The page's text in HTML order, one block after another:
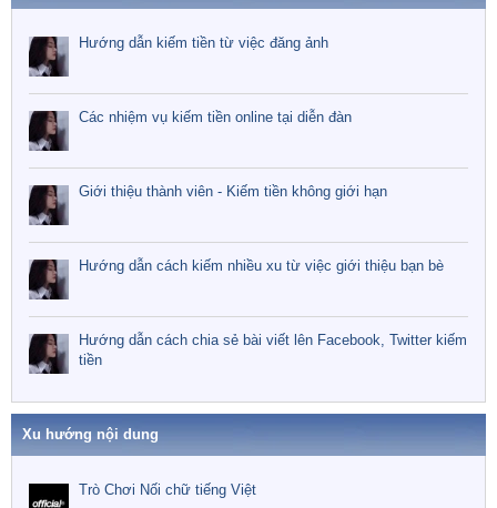
Hướng dẫn kiếm tiền từ việc đăng ảnh
Các nhiệm vụ kiếm tiền online tại diễn đàn
Giới thiệu thành viên - Kiếm tiền không giới hạn
Hướng dẫn cách kiếm nhiều xu từ việc giới thiệu bạn bè
Hướng dẫn cách chia sẻ bài viết lên Facebook, Twitter kiếm
tiền
Xu hướng nội dung
Trò Chơi Nối chữ tiếng Việt